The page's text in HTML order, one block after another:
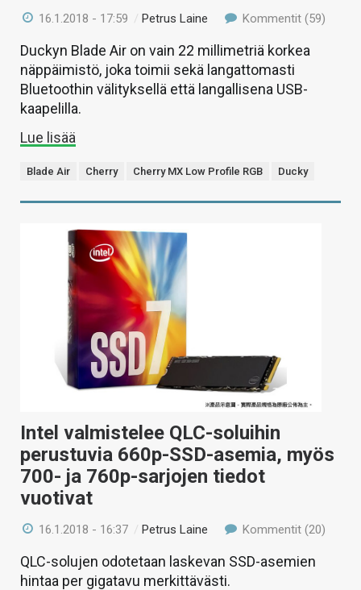
16.1.2018 - 17:59 / Petrus Laine Kommentit (59)
Duckyn Blade Air on vain 22 millimetriä korkea
näppäimistö, joka toimii sekä langattomasti
Bluetoothin välityksellä että langallisena USB-
kaapelilla.
Lue lisää
Blade Air Cherry Cherry MX Low Profile RGB Ducky
Intel valmistelee QLC-soluihin
perustuvia 660p-SSD-asemia, myös
700- ja 760p-sarjojen tiedot
vuotivat
16.1.2018 - 16:37 /Petrus Laine Kommentit (20)
QLC-solujen odotetaan laskevan SSD-asemien
hintaa per gigatavu merkittävästi.